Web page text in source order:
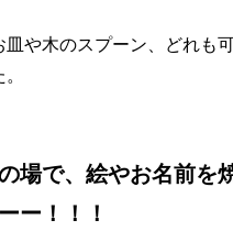
皿や木のスプーン、どれも
場で、絵やお名前を
ー！！！